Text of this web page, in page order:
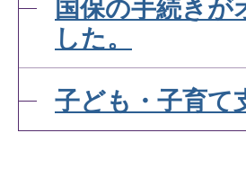
国保の手続き
した。
子ども・子育て